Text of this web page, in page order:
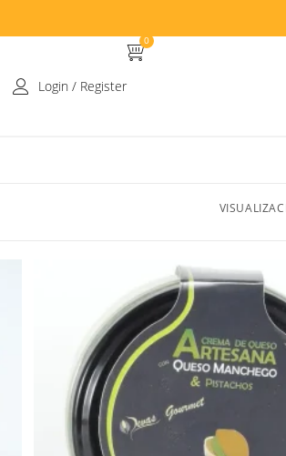
Login / Register
0